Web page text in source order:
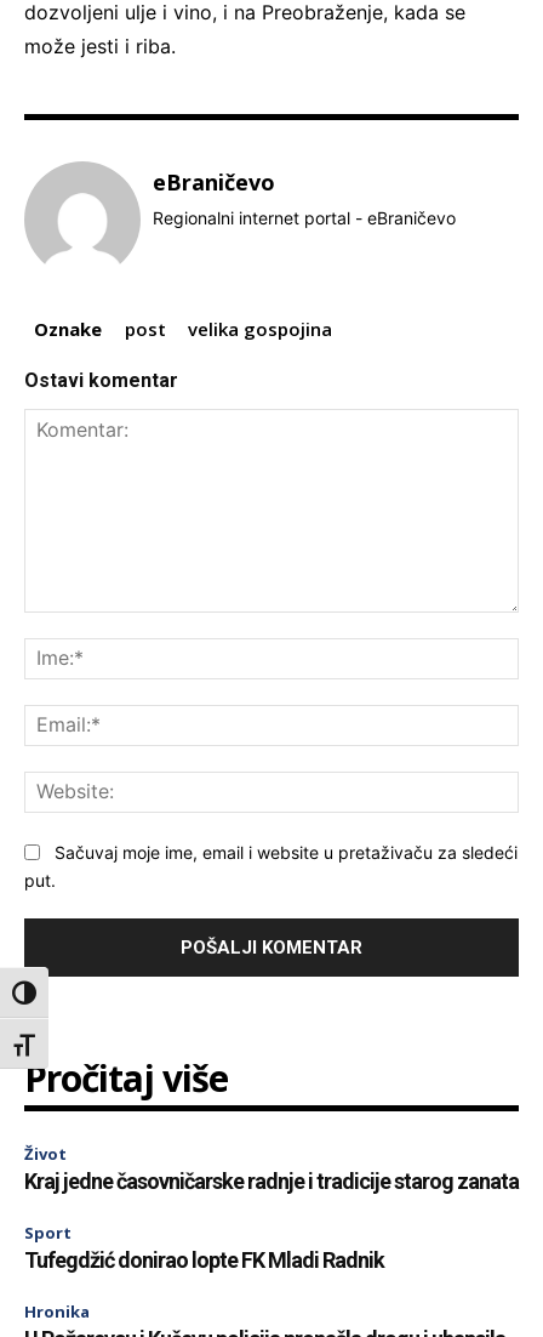
Toggle High Contrast
Toggle Font size
dozvoljeni ulje i vino, i na Preobraženje, kada se
može jesti i riba.
eBraničevo
Regionalni internet portal - eBraničevo
Oznake post velika gospojina
Ostavi komentar
Sačuvaj moje ime, email i website u pretaživaču za sledeći
put.
Pročitaj više
Život
Kraj jedne časovničarske radnje i tradicije starog zanata
Sport
Tufegdžić donirao lopte FK Mladi Radnik
Hronika